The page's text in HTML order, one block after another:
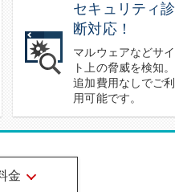
セキュリティ診
断対応！
マルウェアなどサイ
ト上の脅威を検知。
追加費用なしでご利
用可能です。
金